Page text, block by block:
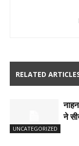
RELATED
UNCATEGORIZED
ने